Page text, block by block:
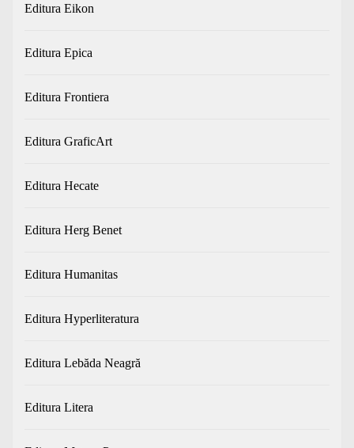
Editura Eikon
Editura Epica
Editura Frontiera
Editura GraficArt
Editura Hecate
Editura Herg Benet
Editura Humanitas
Editura Hyperliteratura
Editura Lebăda Neagră
Editura Litera